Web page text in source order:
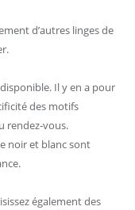
d’autres linges de
Il y en a pour
des motifs
rendez-vous.
noir et blanc sont
également des